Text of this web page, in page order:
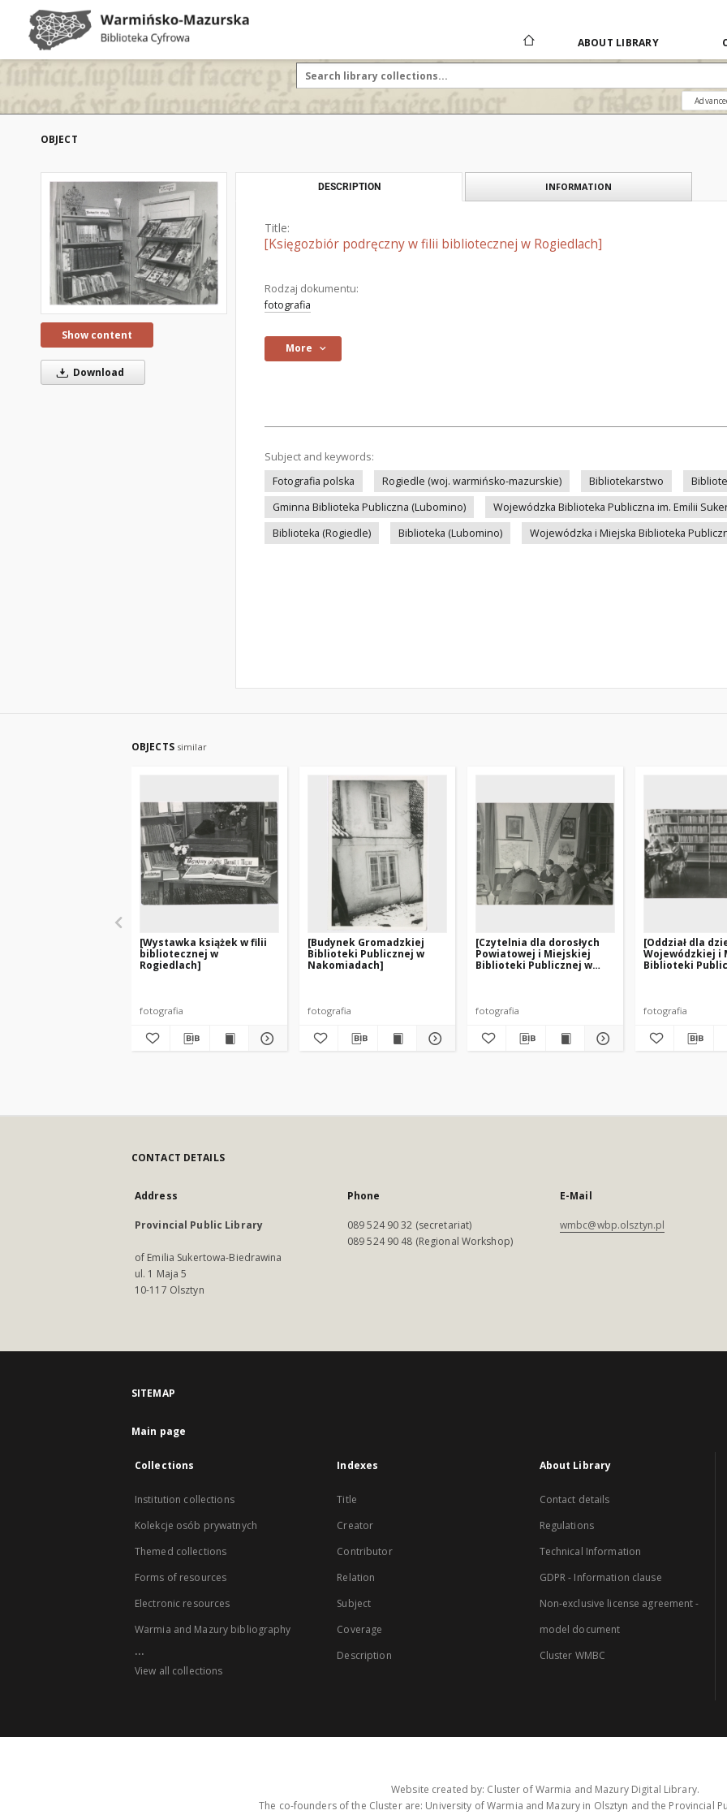
ABOUT LIBRARY
OBJECT
Show content
Download
DESCRIPTION INFORMATION
Title:
[Księgozbiór podręczny w filii bibliotecznej w Rogiedlach]
Rodzaj dokumentu:
fotografia
More
Subject and keywords:
Fotografia polska
Rogiedle (woj. warmińsko-mazurskie) Bibliotekarstwo
Gminna Biblioteka Publiczna (Lubomino)
Wojewódzka Biblioteka Publiczna im. Emilii
Biblioteka (Rogiedle)
Biblioteka (Lubomino) Wojewódzka i Miejska Biblioteka
OBJECTS similar
[Wystawka książek w filii
bibliotecznej w
Rogiedlach]
fotografia
[Budynek Gromadzkiej
Biblioteki Publicznej w
Nakomiadach]
fotografia
[Czytelnia dla dorosłych
Powiatowej i Miejskiej
Biblioteki Publicznej w
fotografia
[Oddział dla
Wojewódzkiej i
Biblioteki
fotografia
CONTACT DETAILS
Address
Provincial Public Library
of Emilia Sukertowa-Biedrawina
ul. 1 Maja 5
10-117 Olsztyn
Phone
089 524 90 32 (secretariat)
089 524 90 48 (Regional Workshop)
E-Mail
wmbc@wbp.olsztyn.pl
SITEMAP
Main page
Collections
Institution collections
Kolekcje osób prywatnych
Themed collections
Forms of resources
Electronic resources
Warmia and Mazury bibliography
...
View all collections
Indexes
Title
Creator
Contributor
Relation
Subject
Coverage
Description
About Library
Contact details
Regulations
Technical Information
GDPR - Information clause
Non-exclusive license agreement -
model document
Cluster WMBC
Website created by: Cluster of Warmia and Mazury Digital Library.
The co-founders of the Cluster are: University of Warmia and Mazury in Olsztyn and the Provincial